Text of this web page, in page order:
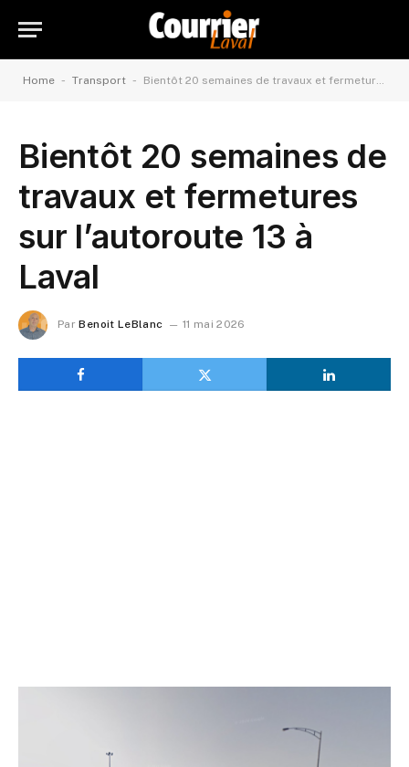
Home - Transport - Bientôt 20 semaines de travaux et fermetures sur l’autoroute 13 à Laval
Bientôt 20 semaines de
travaux et fermetures
sur l’autoroute 13 à
Laval
Par Benoit LeBlanc 11 mai 2026